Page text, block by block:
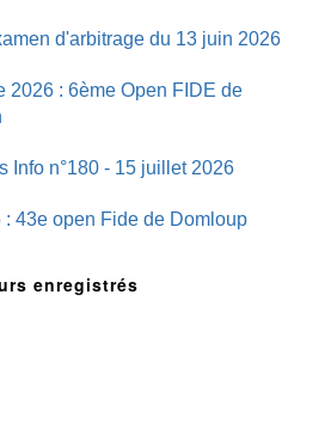
d'arbitrage du 13 juin 2026
2026 : 6ème Open FIDE de
Info n°180 - 15 juillet 2026
: 43e open Fide de Domloup
enregistrés